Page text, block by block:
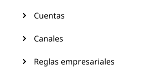
Cuentas
Canales
Reglas empresariales